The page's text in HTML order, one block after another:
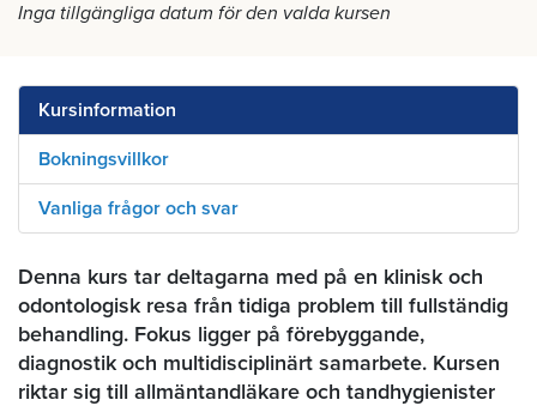
Inga tillgängliga datum för den valda kursen
Kursinformation
Bokningsvillkor
Vanliga frågor och svar
Denna kurs tar deltagarna med på en klinisk och
odontologisk resa från tidiga problem till fullständig
behandling. Fokus ligger på förebyggande,
diagnostik och multidisciplinärt samarbete. Kursen
riktar sig till allmäntandläkare och tandhygienister